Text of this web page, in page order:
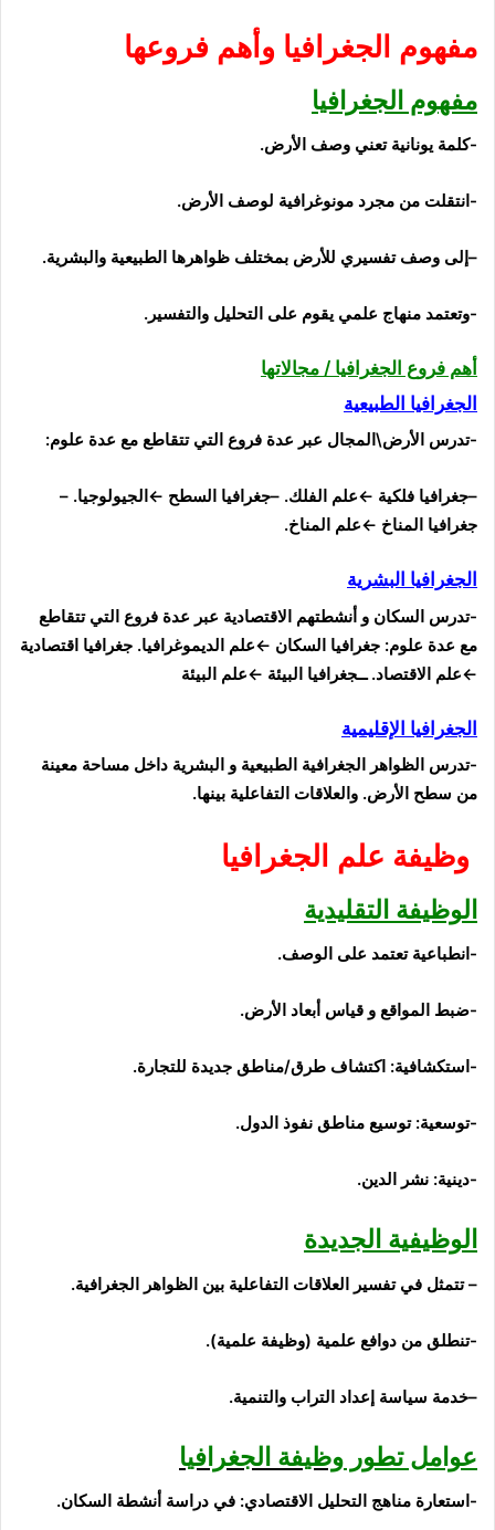
مفهوم الجغرافيا وأهم فروعها
مفهوم الجغرافيا
-كلمة يونانية تعني وصف الأرض.
-انتقلت من مجرد مونوغرافية لوصف الأرض.
–إلى وصف تفسيري للأرض بمختلف ظواهرها الطبيعية والبشرية.
-وتعتمد منهاج علمي يقوم على التحليل والتفسير.
أهم فروع الجغرافيا / مجالاتها
الجغرافيا الطبيعية
-تدرس الأرض\المجال عبر عدة فروع التي تتقاطع مع عدة علوم:
–جغرافيا فلكية ←علم الفلك. –جغرافيا السطح ←الجيولوجيا. –
جغرافيا المناخ ←علم المناخ.
الجغرافيا البشرية
-تدرس السكان و أنشطتهم الاقتصادية عبر عدة فروع التي تتقاطع
مع عدة علوم: جغرافيا السكان ←علم الديموغرافيا. جغرافيا اقتصادية
←علم الاقتصاد. ــجغرافيا البيئة ←علم البيئة
الجغرافيا الإقليمية
-تدرس الظواهر الجغرافية الطبيعية و البشرية داخل مساحة معينة
من سطح الأرض. و العلاقات التفاعلية بينها.
وظيفة علم الجغرافيا
الوظيفة التقليدية
-ا نطباعية تعتمد على الوصف.
-ضبط المواقع و قياس أبعاد الأرض.
-استكشافية: اكتشاف طرق/مناطق جديدة للتجارة.
-توسعية:توسيع مناطق نفوذ الدول.
-دينية: نشر الدين.
الوظيفية الجديدة
– تتمثل في تفسير العلاقات التفاعلية بين الظواهر الجغرافية.
-تنطلق من دوافع علمية (وظيفة علمية).
–خدمة سياسة إعداد التراب والتنمية.
عوامل تطور وظيفة الجغرافيا
-استعارة مناهج التحليل الاقتصادي: في دراسة أنشطة السكان.